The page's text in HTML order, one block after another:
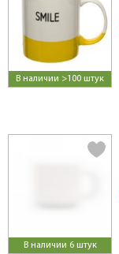
В наличии >100 штук
В наличии 6 штук